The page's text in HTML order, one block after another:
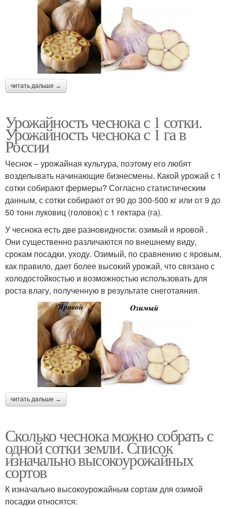
читать дальше →
Урожайность чеснока с 1 сотки.
Урожайность чеснока с 1 га в
России
Чеснок – урожайная культура, поэтому его любят
возделывать начинающие бизнесмены. Какой урожай с 1
сотки собирают фермеры? Согласно статистическим
данным, с сотки собирают от 90 до 300-500 кг или от 9 до
50 тонн луковиц (головок) с 1 гектара (га).
У чеснока есть две разновидности: озимый и яровой .
Они существенно различаются по внешнему виду,
срокам посадки, уходу. Озимый, по сравнению с яровым,
как правило, дает более высокий урожай, что связано с
холодостойкостью и возможностью использовать для
роста влагу, полученную в результате снеготаяния.
читать дальше →
Сколько чеснока можно собрать с
одной сотки земли. Список
изначально высокоурожайных
сортов
К изначально высокоурожайным сортам для озимой
посадки относятся: